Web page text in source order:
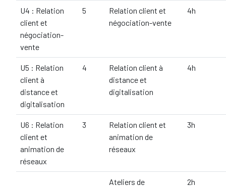
U4 : Relation
client et
négociation-
vente
5
Relation client et
négociation-vente
4h
U5 : Relation
client à
distance et
digitalisation
4
Relation client à
distance et
digitalisation
4h
U6 : Relation
client et
animation de
réseaux
3
Relation client et
animation de
réseaux
3h
Ateliers de
2h